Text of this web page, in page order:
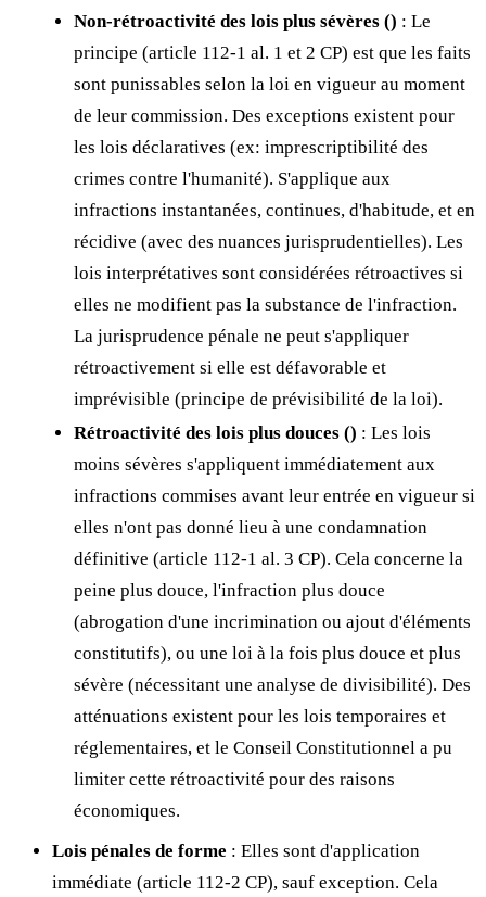
Non-rétroactivité des lois plus sévères () : Le
principe (article 112-1 al. 1 et 2 CP) est que les faits
sont punissables selon la loi en vigueur au moment
de leur commission. Des exceptions existent pour
les lois déclaratives (ex: imprescriptibilité des
crimes contre l'humanité). S'applique aux
infractions instantanées, continues, d'habitude, et en
récidive (avec des nuances jurisprudentielles). Les
lois interprétatives sont considérées rétroactives si
elles ne modifient pas la substance de l'infraction.
La jurisprudence pénale ne peut s'appliquer
rétroactivement si elle est défavorable et
imprévisible (principe de prévisibilité de la loi).
Rétroactivité des lois plus douces () : Les lois
moins sévères s'appliquent immédiatement aux
infractions commises avant leur entrée en vigueur si
elles n'ont pas donné lieu à une condamnation
définitive (article 112-1 al. 3 CP). Cela concerne la
peine plus douce, l'infraction plus douce
(abrogation d'une incrimination ou ajout d'éléments
constitutifs), ou une loi à la fois plus douce et plus
sévère (nécessitant une analyse de divisibilité). Des
atténuations existent pour les lois temporaires et
réglementaires, et le Conseil Constitutionnel a pu
limiter cette rétroactivité pour des raisons
économiques.
Lois pénales de forme : Elles sont d'application
immédiate (article 112-2 CP), sauf exception. Cela